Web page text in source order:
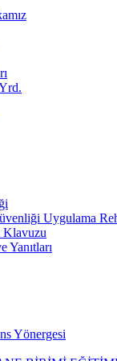
Uygulama
Klavuzu
Yanıtları
Yönergesi